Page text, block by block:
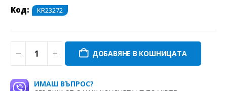
Код: KR23272
ДОБАВЯНЕ В КОШНИЦАТА
ИМАШ ВЪПРОС?